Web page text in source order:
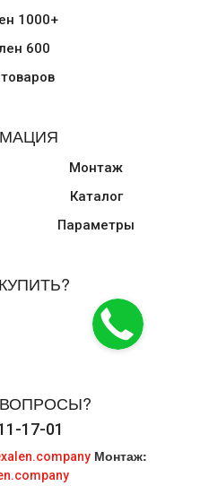
1000+
600
Монтаж
Каталог
Параметры
17-01
Монтаж: